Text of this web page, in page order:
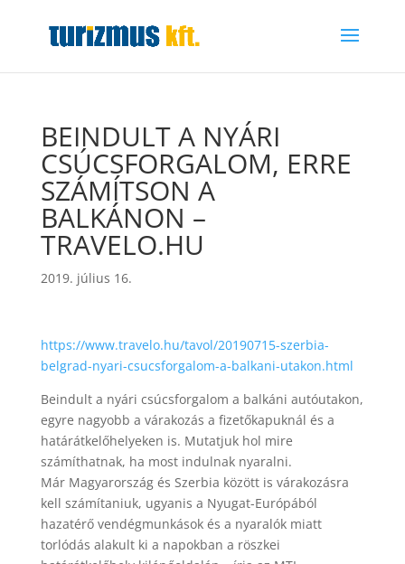
BEINDULT A NYÁRI
CSÚCSFORGALOM, ERRE
SZÁMÍTSON A
BALKÁNON –
TRAVELO.HU
2019. július 16.
https://www.travelo.hu/tavol/20190715-szerbia-
belgrad-nyari-csucsforgalom-a-balkani-utakon.html
Beindult a nyári csúcsforgalom a balkáni autóutakon,
egyre nagyobb a várakozás a fizetőkapuknál és a
határátkelőhelyeken is. Mutatjuk hol mire
számíthatnak, ha most indulnak nyaralni.
Már Magyarország és Szerbia között is várakozásra
kell számítaniuk, ugyanis a Nyugat-Európából
hazatérő vendégmunkások és a nyaralók miatt
torlódás alakult ki a napokban a röszkei